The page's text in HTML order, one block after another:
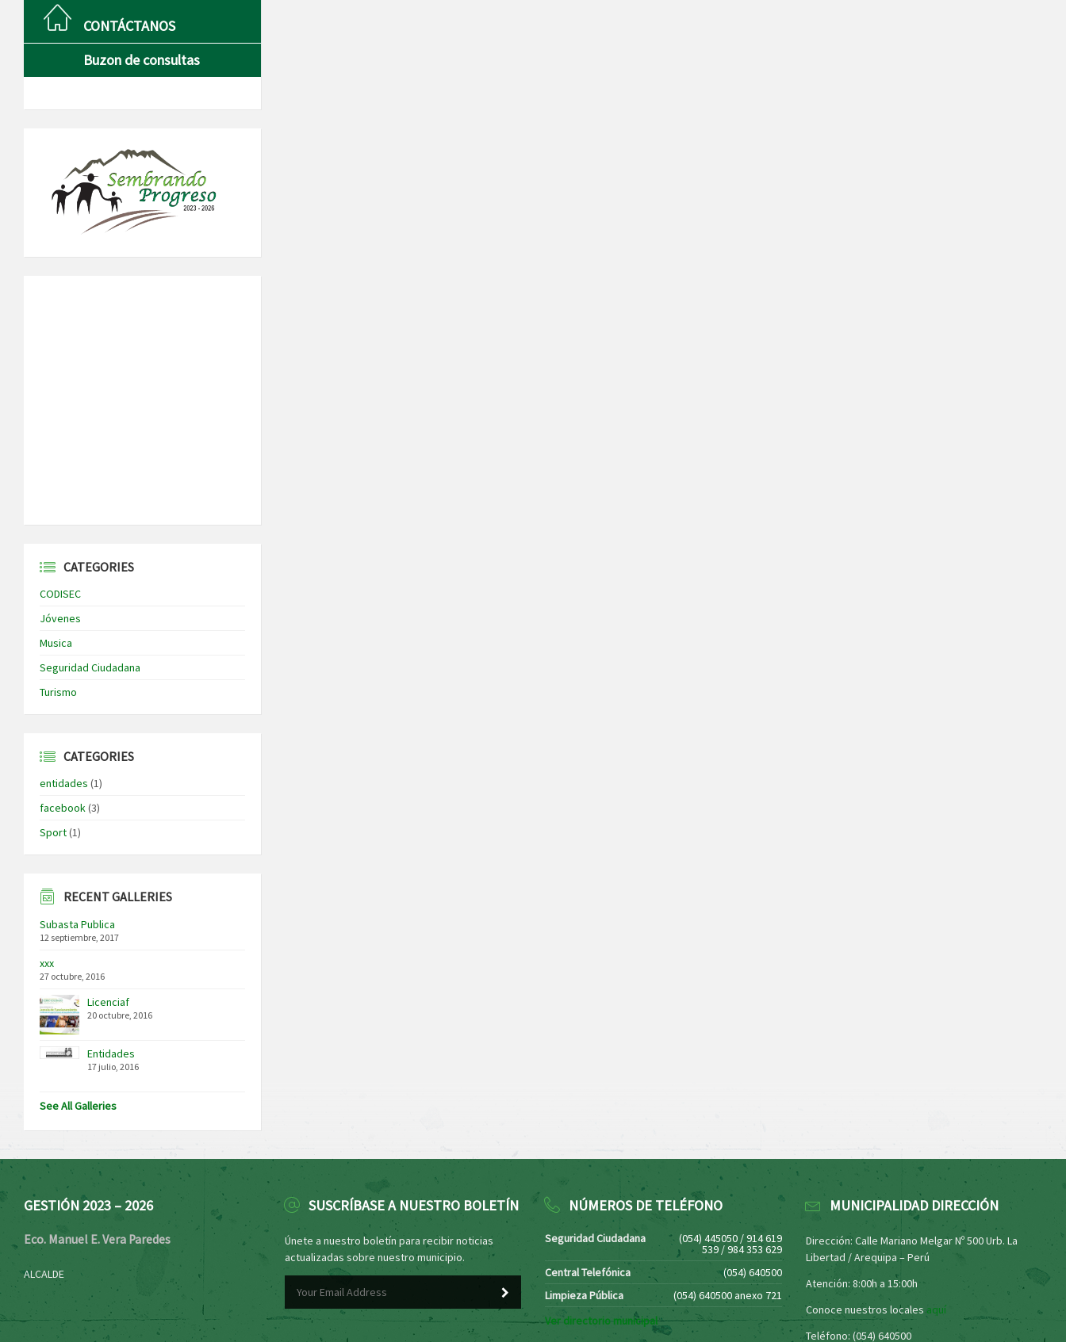
CONTÁCTANOS
Buzon de consultas
CATEGORIES
CODISEC
Jóvenes
Musica
Seguridad Ciudadana
Turismo
CATEGORIES
entidades (1)
facebook(3)
Sport(1)
RECENT GALLERIES
Subasta Publica
12 septiembre, 2017
xxx
27 octubre, 2016
Licenciaf
20 octubre, 2016
Entidades
17 julio, 2016
See All Galleries
GESTIÓN 2023 – 2026
Eco. Manuel E. Vera Paredes
ALCALDE
SUSCRÍBASE A NUESTRO BOLETÍN
Únete a nuestro boletín para recibir noticias
actualizadas sobre nuestro municipio.
NÚMEROS DE TELÉFONO
Seguridad Ciudadana (054) 445050 / 914 619
539 / 984 353 629
Central Telefónica
(054) 640500
Limpieza Pública
(054) 640500 anexo 721
Ver directorio municipal
MUNICIPALIDAD DIRECCIÓN
Dirección: Calle Mariano Melgar Nº 500 Urb. La
Libertad / Arequipa – Perú
Atención: 8:00h a 15:00h
Conoce nuestros locales aquí
Teléfono: (054) 640500